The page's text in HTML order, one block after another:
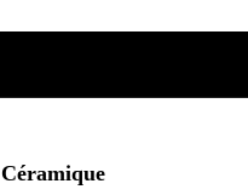
Céramique